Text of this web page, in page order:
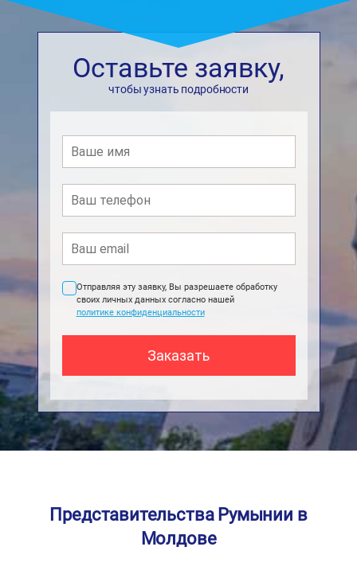
Оставьте заявку,
чтобы узнать подробности
Отправляя эту заявку, Вы разрешаете обработку
своих личных данных согласно нашей
политике конфиденциальности
Представительства Румынии в
Молдове